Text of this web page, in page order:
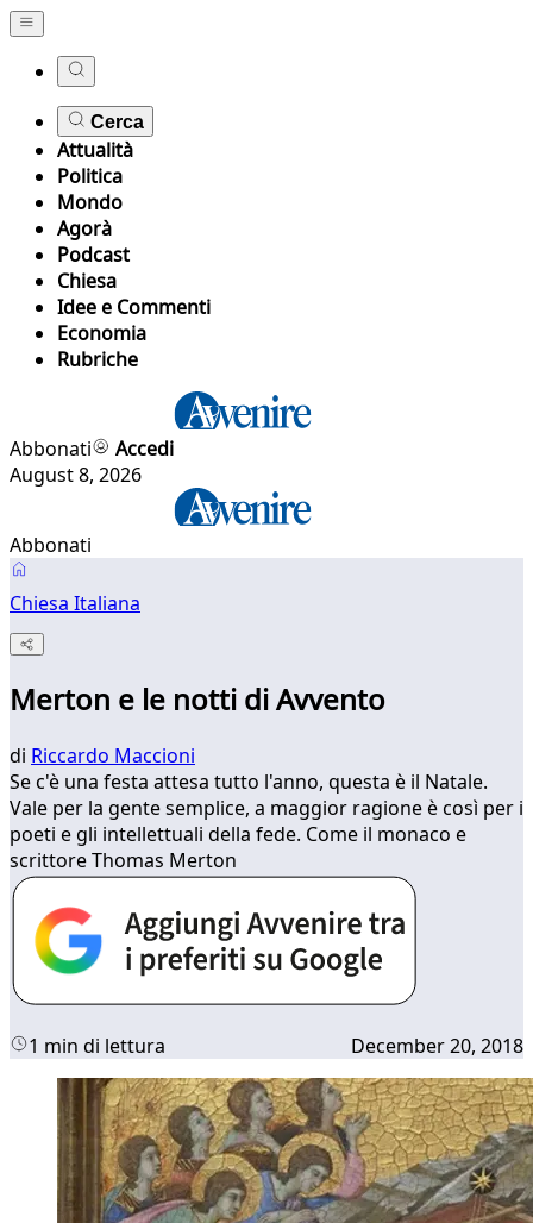
Cerca
Attualità
Politica
Mondo
Agorà
Podcast
Chiesa
Idee e Commenti
Economia
Rubriche
Abbonati
Accedi
August 8, 2026
Abbonati
Chiesa Italiana
Merton e le notti di Avvento
di Riccardo Maccioni
Se c'è una festa attesa tutto l'anno, questa è il Natale.
Vale per la gente semplice, a maggior ragione è così per i
poeti e gli intellettuali della fede. Come il monaco e
scrittore Thomas Merton
1 min di lettura December 20, 2018